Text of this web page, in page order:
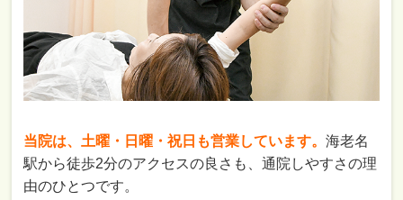
当院は、土曜・日曜・祝日も営業しています。海老名
駅から徒歩2分のアクセスの良さも、通院しやすさの理
由のひとつです。